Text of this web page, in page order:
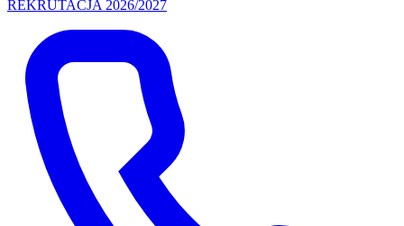
REKRUTACJA 2026/2027